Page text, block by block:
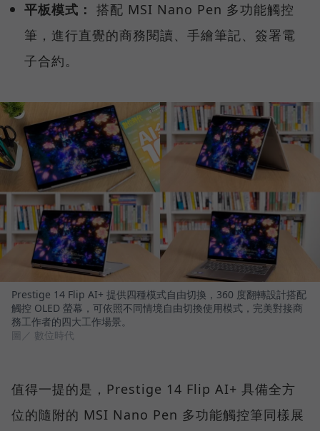
平板模式： 搭配 MSI Nano Pen 多功能觸控
筆，進行直覺的商務閱讀、手繪筆記、簽署電
子合約。
Prestige 14 Flip AI+ 提供四種模式自由切換，360 度翻轉設計搭配
觸控 OLED 螢幕，可依照不同情境自由切換使用模式，完美對接商
務工作者的四大工作場景。
圖／ 數位時代
值得一提的是，Prestige 14 Flip AI+ 具備全方
位的隨附的 MSI Nano Pen 多功能觸控筆同樣展